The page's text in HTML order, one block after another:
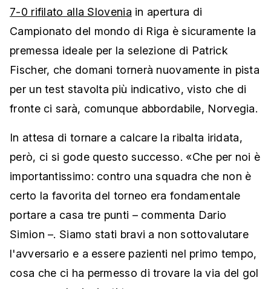
7-0 rifilato alla Slovenia in apertura di
Campionato del mondo di Riga è sicuramente la
premessa ideale per la selezione di Patrick
Fischer, che domani tornerà nuovamente in pista
per un test stavolta più indicativo, visto che di
fronte ci sarà, comunque abbordabile, Norvegia.
In attesa di tornare a calcare la ribalta iridata,
però, ci si gode questo successo. «Che per noi è
importantissimo: contro una squadra che non è
certo la favorita del torneo era fondamentale
portare a casa tre punti – commenta Dario
Simion –. Siamo stati bravi a non sottovalutare
l'avversario e a essere pazienti nel primo tempo,
cosa che ci ha permesso di trovare la via del gol